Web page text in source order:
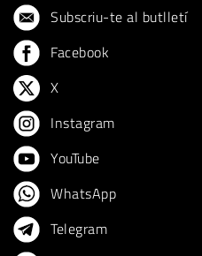
Subscriu-te al butlletí
Facebook
X
Instagram
YouTube
WhatsApp
Telegram